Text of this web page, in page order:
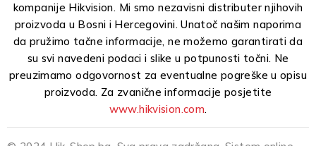
kompanije Hikvision. Mi smo nezavisni distributer njihovih
proizvoda u Bosni i Hercegovini. Unatoč našim naporima
da pružimo tačne informacije, ne možemo garantirati da
su svi navedeni podaci i slike u potpunosti točni. Ne
preuzimamo odgovornost za eventualne pogreške u opisu
proizvoda. Za zvanične informacije posjetite
www.hikvision.com.